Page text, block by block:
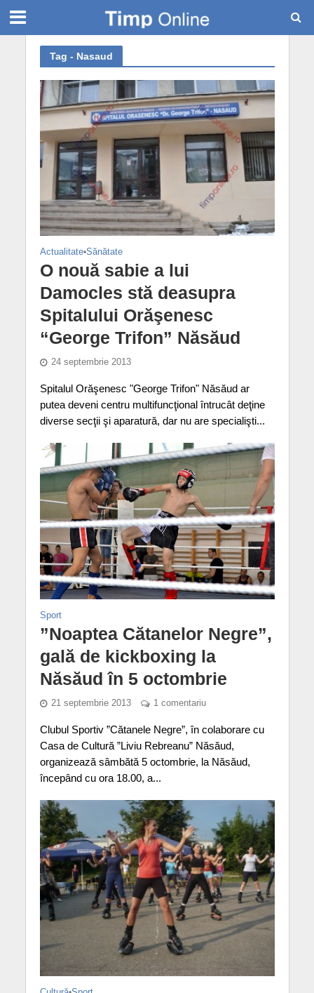
Tag - Nasaud
Actualitate•Sănătate
O nouă sabie a lui
Damocles stă deasupra
Spitalului Orăşenesc
“George Trifon” Năsăud
24 septembrie 2013
Spitalul Orăşenesc "George Trifon" Năsăud ar
putea deveni centru multifuncţional întrucât deţine
diverse secţii şi aparatură, dar nu are specialişti...
Sport
”Noaptea Cătanelor Negre”,
gală de kickboxing la
Năsăud în 5 octombrie
21 septembrie 2013 1 comentariu
Clubul Sportiv ”Cătanele Negre”, în colaborare cu
Casa de Cultură ”Liviu Rebreanu” Năsăud,
organizează sâmbătă 5 octombrie, la Năsăud,
începând cu ora 18.00, a...